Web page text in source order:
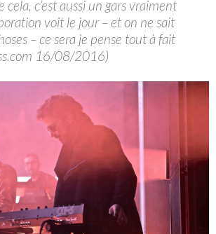
cela, c’est aussi un gars vraiment
voit le jour – et on ne sait
– ce sera je pense tout à fait
16/08/2016)